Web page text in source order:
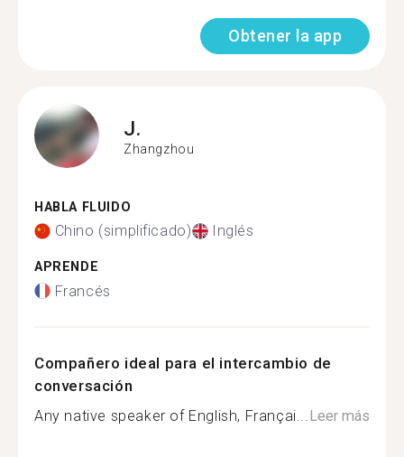
Obtener la app
J.
Zhangzhou
HABLA FLUIDO
Chino (simplificado) Inglés
APRENDE
Francés
Compañero ideal para el intercambio de
conversación
Any native speaker of English, Françai... Leer más